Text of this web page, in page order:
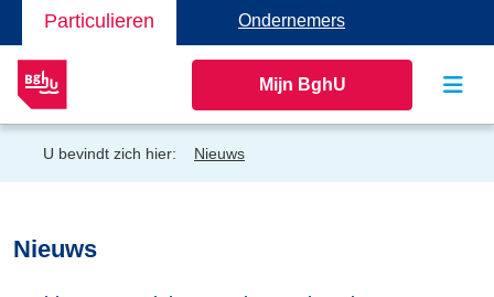
Particulieren Ondernemers
Mijn BghU
U bevindt zich hier: Nieuws
Nieuws